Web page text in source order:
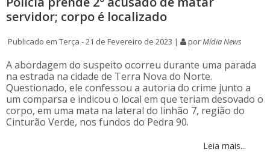
servidor; corpo é localizado
Publicado em Terça - 21 de Fevereiro de 2023 | porMídia News
A abordagem do suspeito ocorreu durante uma parada
na estrada na cidade de Terra Nova do Norte.
Questionado, ele confessou a autoria do crime junto a
um comparsa e indicou o local em que teriam desovado o
corpo, em uma mata na lateral do linhão 7, região do
Cinturão Verde, nos fundos do Pedra 90.
Leia mais...